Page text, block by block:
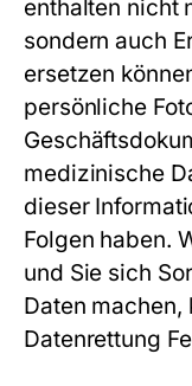
enthalten nicht
sondern auch
ersetzen
persönliche
medizinische
dieser
Folgen haben.
und Sie sich
Daten
Datenrettung